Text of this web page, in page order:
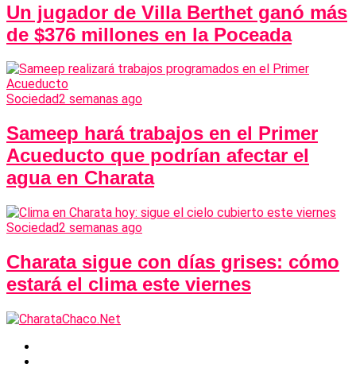
Un jugador de Villa Berthet ganó más
de $376 millones en la Poceada
Sociedad2 semanas ago
Sameep hará trabajos en el Primer
Acueducto que podrían afectar el
agua en Charata
Sociedad2 semanas ago
Charata sigue con días grises: cómo
estará el clima este viernes